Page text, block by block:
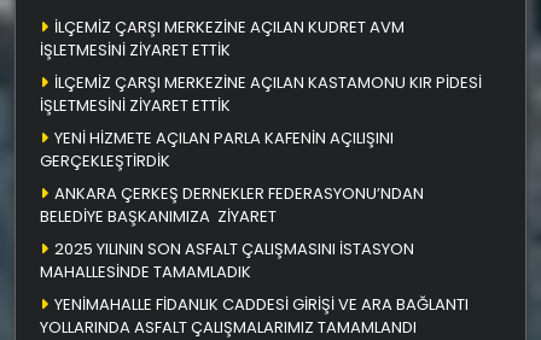
İLÇEMİZ ÇARŞI MERKEZİNE AÇILAN KUDRET AVM
İŞLETMESİNİ ZİYARET ETTİK
İLÇEMİZ ÇARŞI MERKEZİNE AÇILAN KASTAMONU KIR PİDESİ
İŞLETMESİNİ ZİYARET ETTİK
YENİ HİZMETE AÇILAN PARLA KAFENİN AÇILIŞINI
GERÇEKLEŞTİRDİK
ANKARA ÇERKEŞ DERNEKLER FEDERASYONU’NDAN
BELEDİYE BAŞKANIMIZA ZİYARET
2025 YILININ SON ASFALT ÇALIŞMASINI İSTASYON
MAHALLESİNDE TAMAMLADIK
YENİMAHALLE FİDANLIK CADDESİ GİRİŞİ VE ARA BAĞLANTI
YOLLARINDA ASFALT ÇALIŞMALARIMIZ TAMAMLANDI